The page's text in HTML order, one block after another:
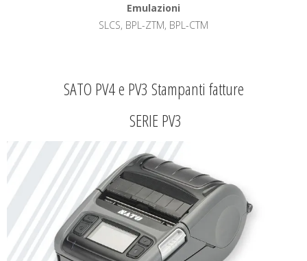
Emulazioni
SLCS, BPL-ZTM, BPL-CTM
SATO PV4 e PV3 Stampanti fatture
SERIE PV3